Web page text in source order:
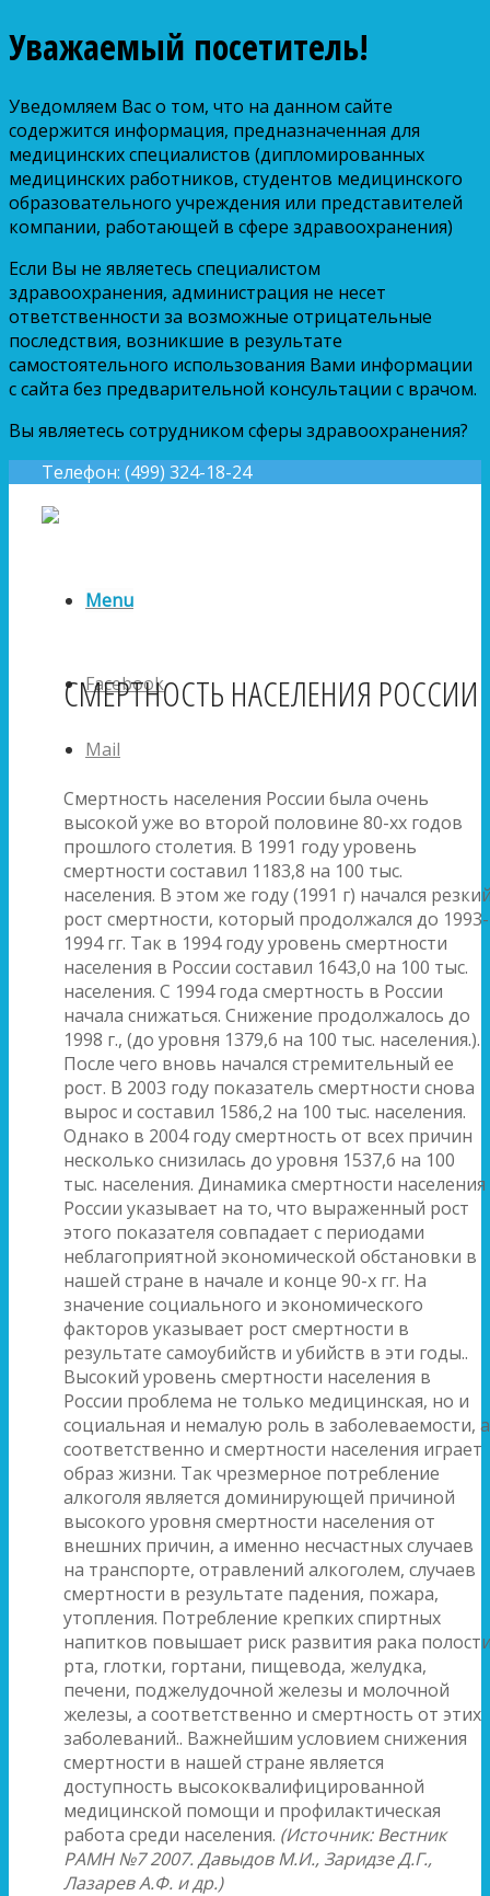
Уважаемый посетитель!
Уведомляем Вас о том, что на данном сайте
содержится информация, предназначенная для
медицинских специалистов (дипломированных
медицинских работников, студентов медицинского
образовательного учреждения или представителей
компании, работающей в сфере здравоохранения)
Если Вы не являетесь специалистом
здравоохранения, администрация не несет
ответственности за возможные отрицательные
последствия, возникшие в результате
самостоятельного использования Вами информации
с сайта без предварительной консультации с врачом.
Вы являетесь сотрудником сферы здравоохранения?
Телефон: (499) 324-18-24
Menu
Facebook
Mail
СМЕРТНОСТЬ НАСЕЛЕНИЯ РОССИИ
Смертность населения России была очень
высокой уже во второй половине 80-хх годов
прошлого столетия. В 1991 году уровень
смертности составил 1183,8 на 100 тыс.
населения. В этом же году (1991 г) начался
рост смертности, который продолжался до 1993-
1994 гг. Так в 1994 году уровень смертности
населения в России составил 1643,0 на 100 тыс.
населения. С 1994 года смертность в России
начала снижаться. Снижение продолжалось до
1998 г., (до уровня 1379,6 на 100 тыс. населения.).
После чего вновь начался стремительный ее
рост. В 2003 году показатель смертности снова
вырос и составил 1586,2 на 100 тыс. населения.
Однако в 2004 году смертность от всех причин
несколько снизилась до уровня 1537,6 на 100
тыс. населения. Динамика смертности населения
России указывает на то, что выраженный рост
этого показателя совпадает с периодами
неблагоприятной экономической обстановки в
нашей стране в начале и конце 90-х гг. На
значение социального и экономического
факторов указывает рост смертности в
результате самоубийств и убийств в эти годы..
Высокий уровень смертности населения в
России проблема не только медицинская, но и
социальная и немалую роль в заболеваемости, а
соответственно и смертности населения играет
образ жизни. Так чрезмерное потребление
алкоголя является доминирующей причиной
высокого уровня смертности населения от
внешних причин, а именно несчастных случаев
на транспорте, отравлений алкоголем, случаев
смертности в результате падения, пожара,
утопления. Потребление крепких спиртных
напитков повышает риск развития рака
рта, глотки, гортани, пищевода, желудка,
печени, поджелудочной железы и молочной
железы, а соответственно и смертность от этих
заболеваний.. Важнейшим условием снижения
смертности в нашей стране является
доступность высококвалифицированной
медицинской помощи и профилактическая
работа среди населения. (Источник: Вестник
РАМН №7 2007. Давыдов М.И., Заридзе Д.Г.,
Лазарев А.Ф. и др.)